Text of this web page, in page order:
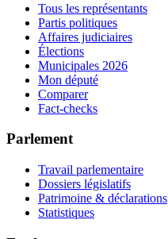
Tous les représentants
Partis politiques
Affaires judiciaires
Élections
Municipales 2026
Mon député
Comparer
Fact-checks
Parlement
Travail parlementaire
Dossiers législatifs
Patrimoine & déclarations
Statistiques